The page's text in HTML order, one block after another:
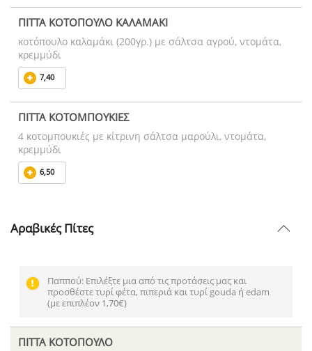
ΠΙΤΤΑ ΚΟΤΟΠΟΥΛΟ ΚΑΛΑΜΑΚΙ
κοτόπουλο καλαμάκι (200γρ.) με σάλτσα αγρού, ντομάτα,
κρεμμύδι
7,40
ΠΙΤΤΑ ΚΟΤΟΜΠΟΥΚΙΕΣ
4 κοτομπουκιές με κίτρινη σάλτσα μαρούλι, ντομάτα,
κρεμμύδι
6,50
Αραβικές Πίτες
Παππού: Επιλέξτε μια από τις προτάσεις μας και
προσθέστε τυρί φέτα, πιπεριά και τυρί gouda ή edam
(με επιπλέον 1,70€)
ΠΙΤΤΑ ΚΟΤΟΠΟΥΛΟ